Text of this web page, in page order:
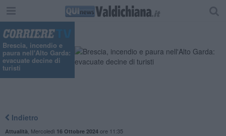
Brescia, incendio e
paura nell'Alto Garda:
evacuate decine di
turisti
Indietro
Attualità Mercoledì 16 Ottobre 2024ore 11:35